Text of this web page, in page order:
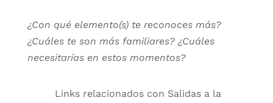
¿Con qué elemento(s) te reconoces más?
¿Cuáles te son más familiares? ¿Cuáles
necesitarías en estos momentos?
Links relacionados con Salidas a la